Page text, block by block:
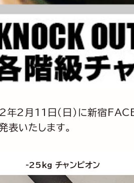
2月11日（日）に新宿FACE
表いたします。
-25kg チャンピオン